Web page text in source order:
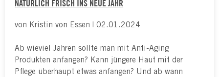
NATÜRLICH FRISCH INS NEUE JAHR
von Kristin von Essen | 02.01.2024
Ab wieviel Jahren sollte man mit Anti-Aging
Produkten anfangen? Kann jüngere Haut mit der
Pflege überhaupt etwas anfangen? Und ab wann